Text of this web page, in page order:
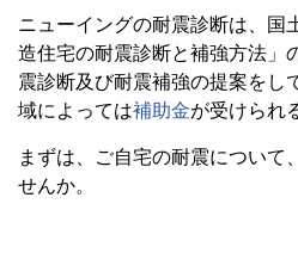
ニューイングの耐震診断は、国
造住宅の耐震診断と補強方法」
震診断及び耐震補強の提案をし
域によっては補助金が受けられ
まずは、ご自宅の耐震について
せんか。